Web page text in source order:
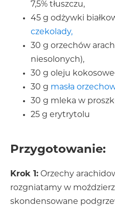
7,5% tłuszczu,
45 g odżywki
czekolady,
30 g orzechów
niesolonych),
30 g oleju
30 g masła
30 g mleka w
25 g erytrytolu
Przygotowanie:
Krok 1: Orzechy
rozgniatamy w
skondensowane